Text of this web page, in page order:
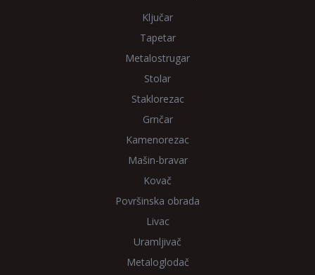
Ključar
Tapetar
Metalostrugar
Stolar
Staklorezac
Grnčar
Kamenorezac
Mašin-bravar
Kovač
Površinska obrada
Livac
Uramljivač
Metaloglodač